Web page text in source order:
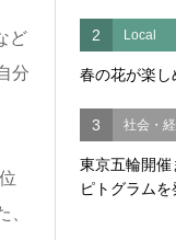
ど
分
2 Local
春の花が楽
3 社会・
東京五輪開
ピトグラムを